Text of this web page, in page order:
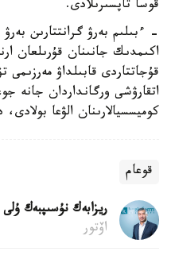
قوسا تاپسىرىلادى.
- ءبىلىم بەرۋ گرانتتارىن
اكىمدىك جانىنان قۇرىلعان
قۇجاتتاردى قابىلداۋ مەرزىمى
اتقارۋشى ورگانداردان جانە
كوميسسيالارىنان الۋعا
قوعام
ريزابەك نۇسىپبەك ۇلى
اۆتور